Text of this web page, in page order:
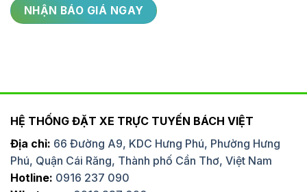
HỆ THỐNG ĐẶT XE TRỰC TUYẾN BÁCH VIỆT
Địa chỉ: 66 Đường A9, KDC Hưng Phú, Phường Hưng
Phú, Quận Cái Răng, Thành phố Cần Thơ, Việt Nam
Hotline: 0916 237 090